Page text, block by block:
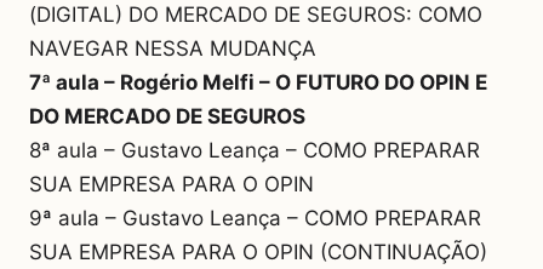
(DIGITAL) DO MERCADO DE SEGUROS: COMO
NAVEGAR NESSA MUDANÇA
7ª aula – Rogério Melfi – O FUTURO DO OPIN E
DO MERCADO DE SEGUROS
8ª aula – Gustavo Leança – COMO PREPARAR
SUA EMPRESA PARA O OPIN
9ª aula – Gustavo Leança – COMO PREPARAR
SUA EMPRESA PARA O OPIN (CONTINUAÇÃO)